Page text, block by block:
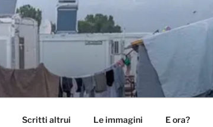
Scritti altrui Le immagini E ora?